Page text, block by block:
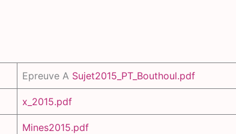
Epreuve A Sujet2015_PT_Bouthoul.pdf
x_2015.pdf
Mines2015.pdf